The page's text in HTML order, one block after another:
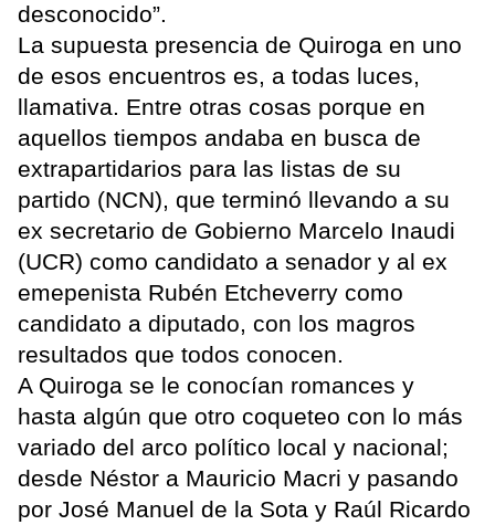
desconocido”.
La supuesta presencia de Quiroga en uno
de esos encuentros es, a todas luces,
llamativa. Entre otras cosas porque en
aquellos tiempos andaba en busca de
extrapartidarios para las listas de su
partido (NCN), que terminó llevando a su
ex secretario de Gobierno Marcelo Inaudi
(UCR) como candidato a senador y al ex
emepenista Rubén Etcheverry como
candidato a diputado, con los magros
resultados que todos conocen.
A Quiroga se le conocían romances y
hasta algún que otro coqueteo con lo más
variado del arco político local y nacional;
desde Néstor a Mauricio Macri y pasando
por José Manuel de la Sota y Raúl Ricardo